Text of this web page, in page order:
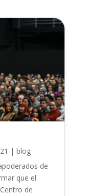
| blog
de
que el
de